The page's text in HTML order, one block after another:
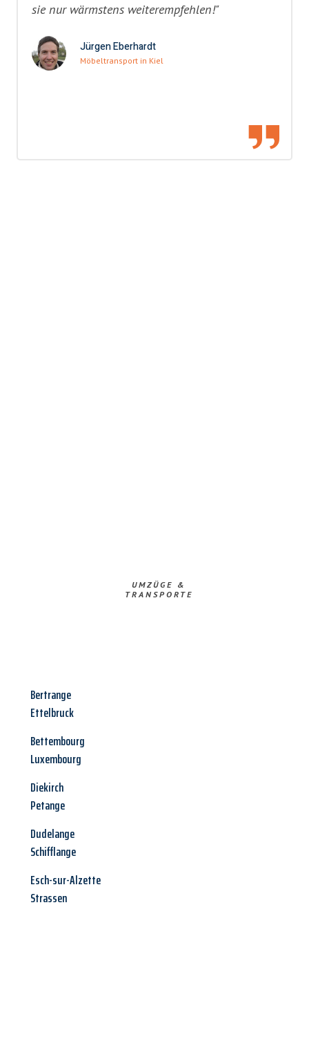
sie nur wärmstens weiterempfehlen!"
Jürgen Eberhardt
Möbeltransport in Kiel
UMZÜGE &
TRANSPORTE
Bertrange
Ettelbruck
Bettembourg
Luxembourg
Diekirch
Petange
Dudelange
Schifflange
Esch-sur-Alzette
Strassen